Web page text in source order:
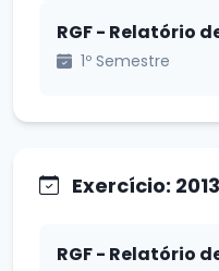
RGF - Relatório
1º Semestre
Exercício: 2013
RGF - Relatório